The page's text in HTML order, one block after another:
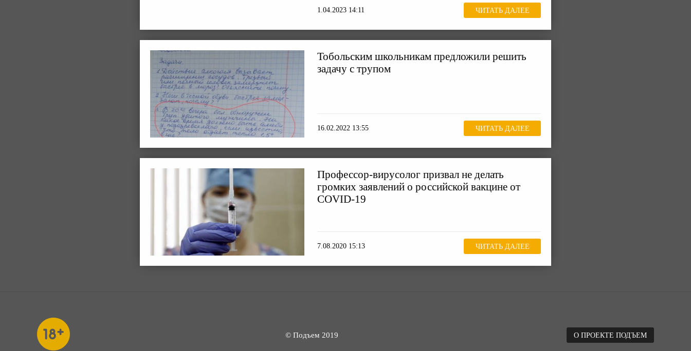
1.04.2023 14:11 ЧИТАТЬ ДАЛЕЕ
Тобольским школьникам предложили решить
задачу с трупом
16.02.2022 13:55 ЧИТАТЬ ДАЛЕЕ
Профессор-вирусолог призвал не делать
громких заявлений о российской вакцине от
COVID-19
7.08.2020 15:13 ЧИТАТЬ ДАЛЕЕ
© Подъем 2019 О ПРОЕКТЕ ПОДЪЕМ